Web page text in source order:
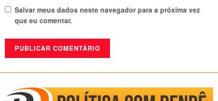
Salvar meus dados neste navegador para a próxima vez
que eu comentar.